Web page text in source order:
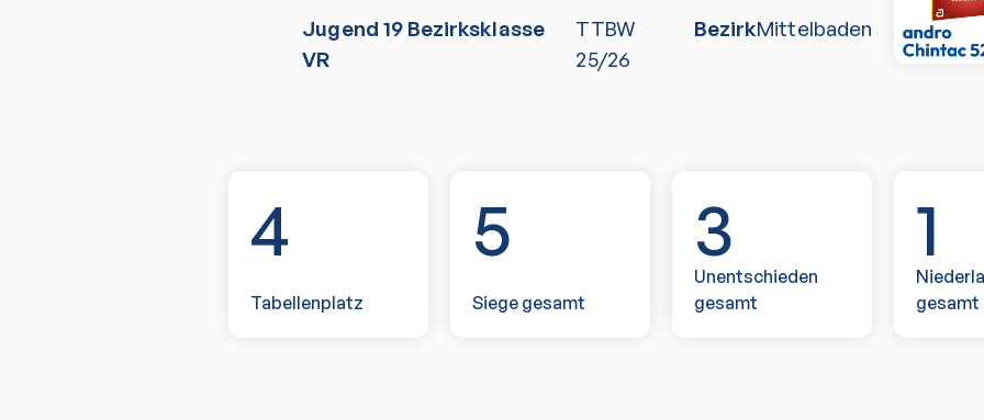
Jugend 19 Bezirksklasse
VR
TTBW
25/26
BezirkMittelbaden
4
Tabellenplatz
5
Siege gesamt
3
Unentschieden
gesamt
1
gesamt